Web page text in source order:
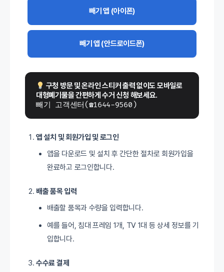
빼기 앱 (아이폰)
빼기 앱 (안드로이드폰)
구청 방문 및 온라인 스티커 출력 없이도 모바일로
대형폐기물을 간편하게 수거 신청 해보세요.
빼기 고객센터(☎1644-9560)
앱 설치 및 회원가입 및 로그인
앱을 다운로드 및 설치 후 간단한 절차로 회원가입을
완료하고 로그인합니다.
배출 품목 입력
배출할 품목과 수량을 입력합니다.
예를 들어, 침대 프레임 1개, TV 1대 등 상세 정보를 기
입합니다.
수수료 결제